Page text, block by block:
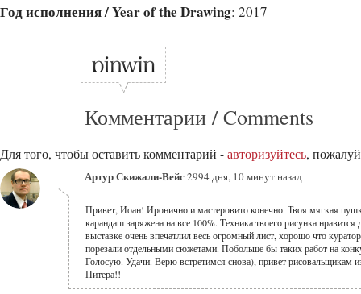
Год исполнения / Year of the Drawing: 2017
Комментарии / Comments
Для того, чтобы оставить комментарий - авторизуйтесь,
Артур Скижали-Вейс2994 дня, 10 минут назад
Привет, Иоан! Иронично и мастеровито конечно. Твоя мягкая
карандаш заряжена на все 100%. Техника твоего рисунка нравится
выставке очень впечатлил весь огромный лист, хорошо что
порезали отдельными сюжетами. Побольше бы таких работ на
Голосую. Удачи. Верю встретимся снова), привет рисовальщикам
Питера!!